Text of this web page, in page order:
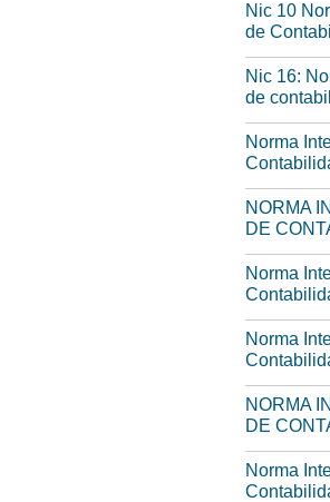
Nic 10
de
Nic 16:
de
Norma
NORMA
DE
Norma
Norma
NORMA
DE
Norma